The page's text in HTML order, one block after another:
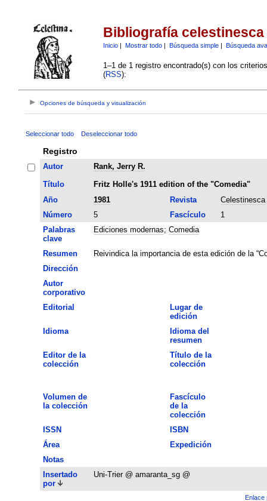
Bibliografía celestinesca
Inicio| Mostrar todo| Búsqueda simple| Búsqueda
1–1 de 1 registro encontrado(s) con los
(RSS):
Opciones de búsqueda y visualización
Seleccionar todo Deseleccionar todo
Registro
Autor
Rank, Jerry R.
Título
Fritz Holle's 1911 edition of the "Comedia"
Año
1981 Revista
Celestinesca
Número
5 Fascículo
1
Palabras
clave
Ediciones modernas; Comedia
Resumen
Reivindica la importancia de esta edición de la
Dirección
Autor
corporativo
Editorial
Lugar de
edición
Idioma
Idioma del
resumen
Editor de la
colección
Título de la
colección
Volumen de
la colección
Fascículo
de la
colección
ISSN
ISBN
Área
Expedición
Notas
Insertado
por
Uni-Trier @ amaranta_sg @
Enlace